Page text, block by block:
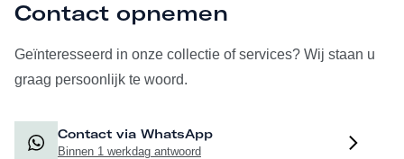
Contact opnemen
Geïnteresseerd in onze collectie of services? Wij staan u
graag persoonlijk te woord.
Contact via WhatsApp
Binnen 1 werkdag antwoord